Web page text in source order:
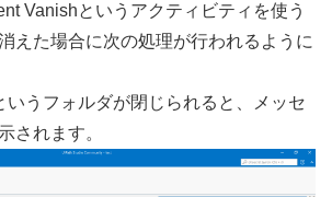
Vanishというアクティビティを使う
えた場合に次の処理が行われるように
いうフォルダが閉じられると、メッセ
されます。